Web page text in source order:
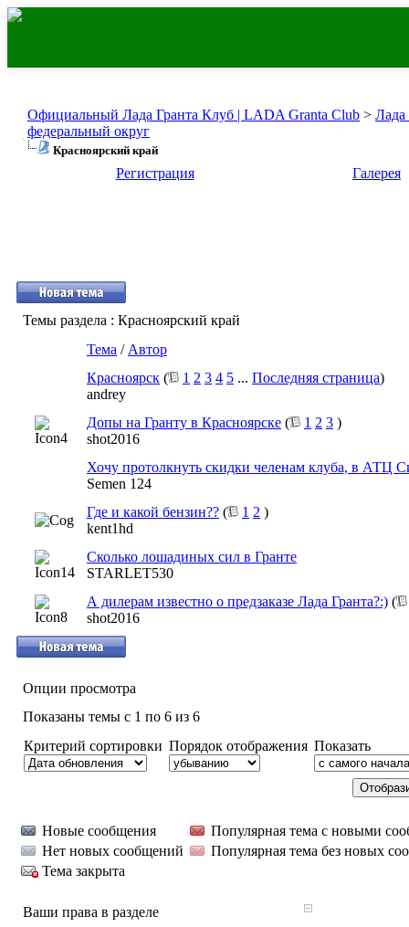
Официальный Лада Гранта Клуб | LADA Granta Club > Лада
федеральный округ
Красноярский край
Регистрация Галерея
Темы раздела : Красноярский край
Тема / Автор
Красноярск ( 1 2 3 4 5 ... Последняя страница)
andrey
Допы на Гранту в Красноярске ( 1 2 3 )
shot2016
Хочу протолкнуть скидки челенам клуба, в АТЦ
Semen 124
Где и какой бензин?? ( 1 2 )
kent1hd
Сколько лошадиных сил в Гранте
STARLET530
А дилерам известно о предзаказе Лада Гранта?:) (
shot2016
Опции просмотра
Показаны темы с 1 по 6 из 6
Критерий сортировки Порядок отображения Показать
Новые сообщения
Популярная тема с новыми
Нет новых сообщений
Популярная тема без новых
Тема закрыта
Ваши права в разделе